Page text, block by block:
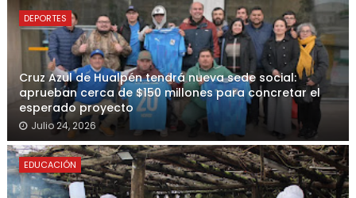
DEPORTES
Cruz Azul de Hualpén tendrá nueva sede social:
aprueban cerca de $150 millones para concretar el
esperado proyecto
Julio 24, 2026
EDUCACIÓN